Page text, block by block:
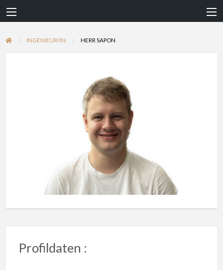
INGENIEUR/IN HERR SAPON
Profildaten :